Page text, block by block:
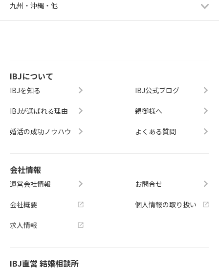
九州・沖縄・他
IBJについて
IBJを知る
IBJが選ばれる理由
婚活の成功ノウハウ
IBJ公式ブログ
親御様へ
よくある質問
会社情報
運営会社情報
会社概要
求人情報
お問合せ
個人情報の取り扱い
IBJ直営 結婚相談所